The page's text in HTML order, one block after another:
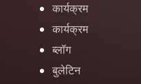
कार्यक्रम
कार्यक्रम
ब्लॉग
बुलेटिन